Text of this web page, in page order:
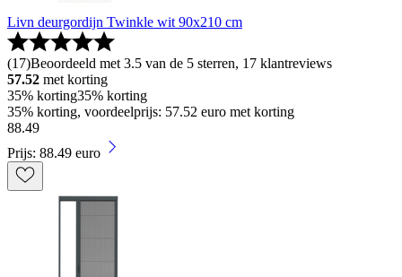
Livn deurgordijn Twinkle wit 90x210 cm
(17)Beoordeeld met 3.5 van de 5 sterren, 17 klantreviews
57.52 met korting
35% korting35% korting
35% korting, voordeelprijs: 57.52 euro met korting
88.49
Prijs: 88.49 euro